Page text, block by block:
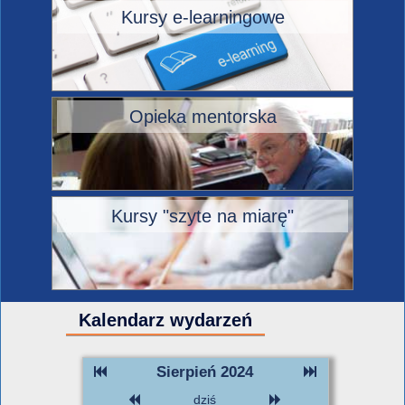
Kursy e-learningowe
Opieka mentorska
Kursy "szyte na miarę"
Kalendarz wydarzeń
Sierpień 2024
dziś